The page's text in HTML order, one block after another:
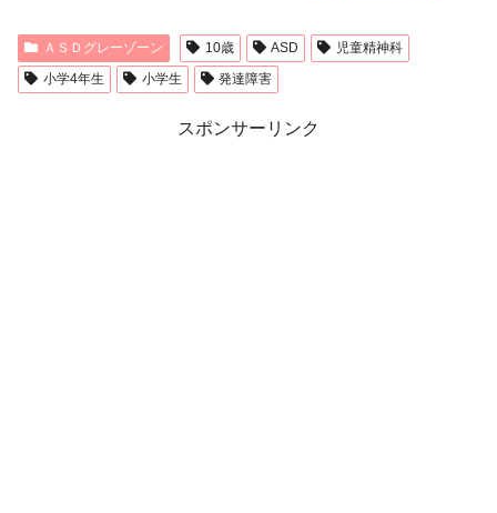
ＡＳＤグレーゾーン 10歳 ASD
児童精神科
小学4年生
小学生 発達障害
スポンサーリンク